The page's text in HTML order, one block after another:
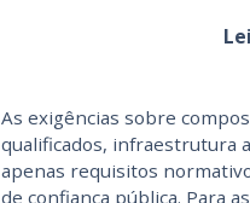
As exigências sobre
qualificados, infraestrutura
apenas requisitos
de confiança pública. Para